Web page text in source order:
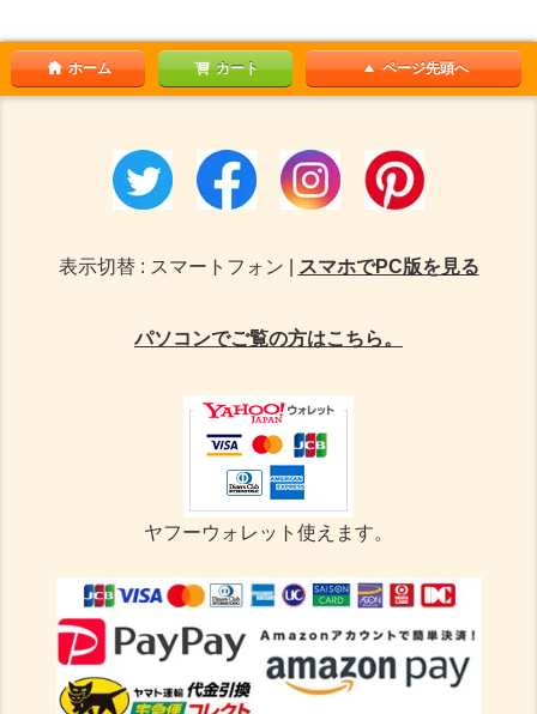
ホーム カート ページ先頭へ
表示切替 : スマートフォン | スマホでPC版を見る
パソコンでご覧の方はこちら。
ヤフーウォレット使えます。